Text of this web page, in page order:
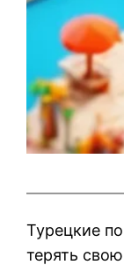
Турецкие
терять